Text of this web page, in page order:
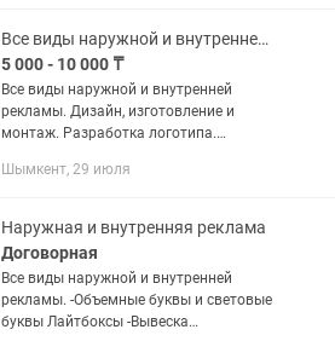
логотипов на...
Все виды наружной и внутренней рекламы
5 000 - 10 000 ₸
Все виды наружной и внутренней
рекламы. Дизайн, изготовление и
монтаж. Разработка логотипа.
буквы. Крышные установки. LED
Шымкент, 29 июля
Наружная и внутренняя реклама
Договорная
Все виды наружной и внутренней
рекламы. -Объемные буквы и световые
буквы Лайтбоксы -Вывеска